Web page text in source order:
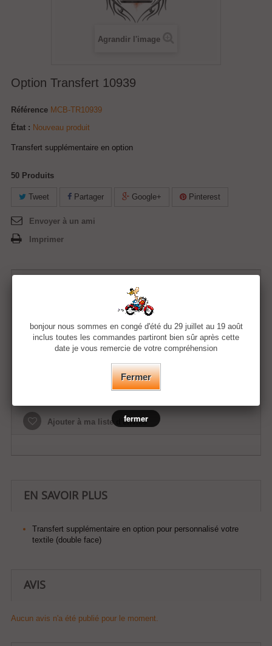
Agrandir l'image
Option Transfert 10939
Référence MCB-TR10939
État : Nouveau produit
Transfert supplémentaire en option
50 Produits
Tweet Partager Google+ Pinterest
Envoyer à un ami
Imprimer
Quantité
Ajouter à ma liste d'envies
EN SAVOIR PLUS
Transfert supplémentaire en option pour personnalisé votre
textile (double face)
AVIS
Aucun avis n'a été publié pour le moment.
bonjour nous sommes en congé d'été du 29 juillet au 19 août
inclus toutes les commandes partiront bien sûr après cette
date je vous remercie de votre compréhension
Fermer
fermer